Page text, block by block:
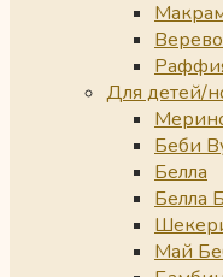
Для детей/
Беби
Белла
Белла
Май